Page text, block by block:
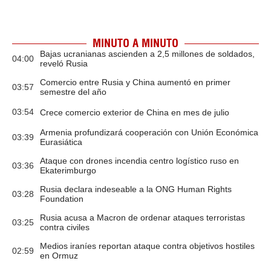
MINUTO A MINUTO
04:00
Bajas ucranianas ascienden a 2,5 millones de soldados,
reveló Rusia
03:57
Comercio entre Rusia y China aumentó en primer
semestre del año
03:54 Crece comercio exterior de China en mes de julio
03:39
Armenia profundizará cooperación con Unión Económica
Eurasiática
03:36
Ataque con drones incendia centro logístico ruso en
Ekaterimburgo
03:28
Rusia declara indeseable a la ONG Human Rights
Foundation
03:25
Rusia acusa a Macron de ordenar ataques terroristas
contra civiles
02:59
Medios iraníes reportan ataque contra objetivos hostiles
en Ormuz